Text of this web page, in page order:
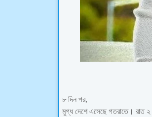
৮ দিন পর,
মুগ্ধ দেশে এসেছে গতরাতে। রাত